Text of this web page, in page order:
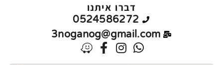
דברו איתנו
0524586272
3noganog@gmail.com